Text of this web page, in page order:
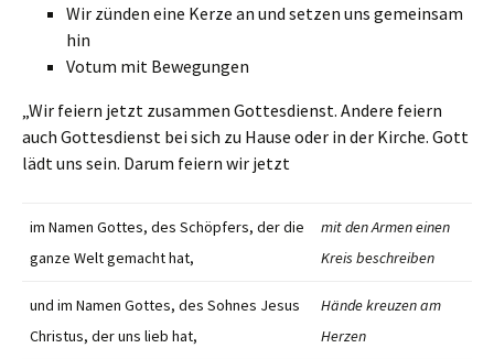
Wir zünden eine Kerze an und setzen uns gemeinsam
hin
Votum mit Bewegungen
„Wir feiern jetzt zusammen Gottesdienst. Andere feiern
auch Gottesdienst bei sich zu Hause oder in der Kirche. Gott
lädt uns sein. Darum feiern wir jetzt
im Namen Gottes, des Schöpfers, der die
ganze Welt gemacht hat,
mit den Armen einen
Kreis beschreiben
und im Namen Gottes, des Sohnes Jesus
Christus, der uns lieb hat,
Hände kreuzen am
Herzen